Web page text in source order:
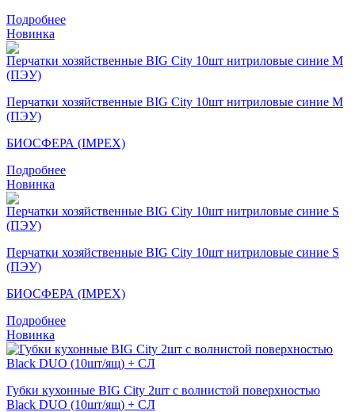
Подробнее
Новинка
Перчатки хозяйственные BIG City 10шт нитриловые синие M
(ПЭУ)
БИОСФЕРА (IMPEX)
Подробнее
Новинка
Перчатки хозяйственные BIG City 10шт нитриловые синие S
(ПЭУ)
БИОСФЕРА (IMPEX)
Подробнее
Новинка
Губки кухонные BIG City 2шт с волнистой поверхностью
Black DUO (10шт/ящ) + СЛ